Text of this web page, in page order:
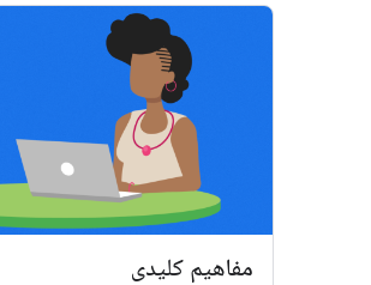
مفاهیم کلیدی